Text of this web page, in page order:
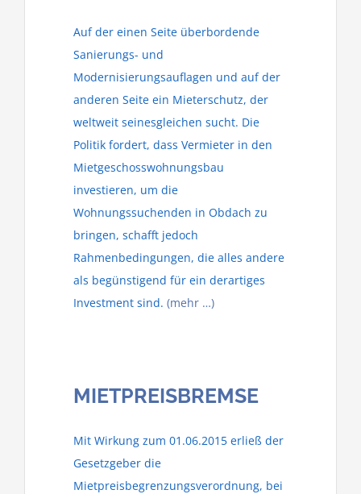
Auf der einen Seite überbordende
Sanierungs- und
Modernisierungsauflagen und auf der
anderen Seite ein Mieterschutz, der
weltweit seinesgleichen sucht. Die
Politik fordert, dass Vermieter in den
Mietgeschosswohnungsbau
investieren, um die
Wohnungssuchenden in Obdach zu
bringen, schafft jedoch
Rahmenbedingungen, die alles andere
als begünstigend für ein derartiges
Investment sind. (mehr …)
MIETPREISBREMSE
Mit Wirkung zum 01.06.2015 erließ der
Gesetzgeber die
Mietpreisbegrenzungsverordnung, bei